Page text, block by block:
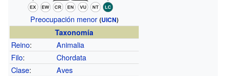
Preocupación menor (UICN)
Taxonomía
Reino:
Animalia
Filo:
Chordata
Clase:
Aves